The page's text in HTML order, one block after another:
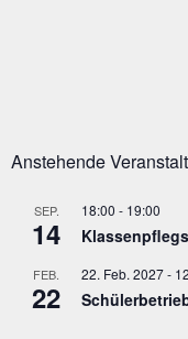
Anstehende
SEP.
14
18:00 - 19:00
FEB.
22
22. Feb. 2027-